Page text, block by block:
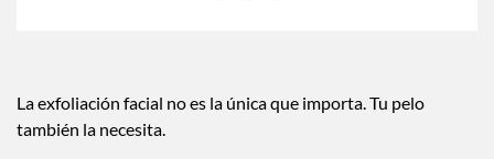
La exfoliación facial no es la única que importa. Tu pelo